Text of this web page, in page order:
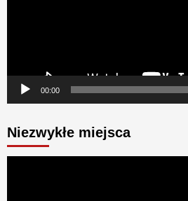
00:00
Niezwykłe miejsca